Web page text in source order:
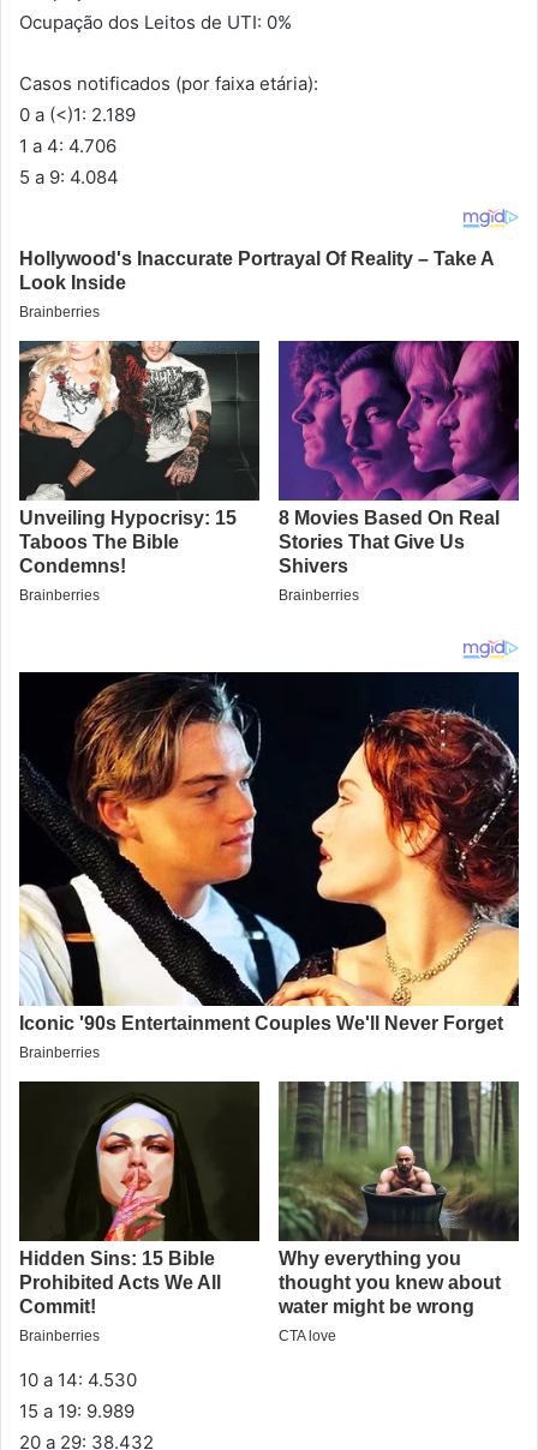
Ocupação dos Leitos de UTI: 0%
Casos notificados (por faixa etária):
0 a (<)1: 2.189
1 a 4: 4.706
5 a 9: 4.084
10 a 14: 4.530
15 a 19: 9.989
20 a 29: 38.432